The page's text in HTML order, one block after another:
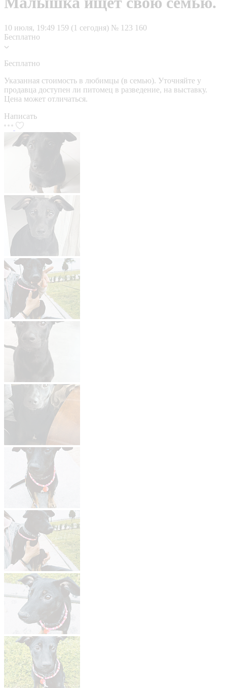
10 июля, 19:49 159 (1 сегодня) № 123 160
Бесплатно
Бесплатно
Указанная стоимость в любимцы (в семью). Уточняйте у
продавца доступен ли питомец в разведение, на выставку.
Цена может отличаться.
Написать